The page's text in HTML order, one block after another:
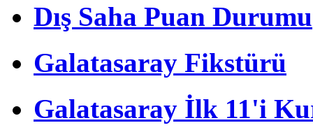
Dış Saha Puan Durumu
Galatasaray Fikstürü
Galatasaray İlk 11'i